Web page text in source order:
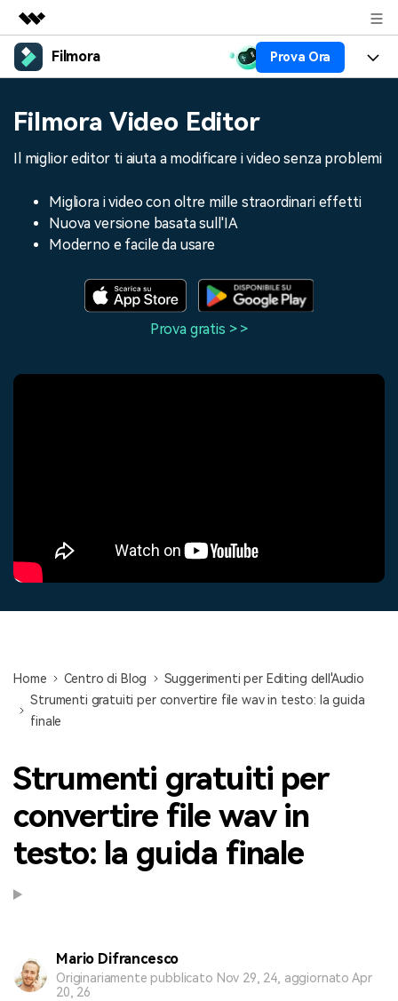
Prodotti in evidenza
Utilità
Soluzione
Filmora Prova Ora
Risorse
Audio
Risorse
Tip per Editing
Tip per Live-Streaming
Centro Aiuto
Siamo qui per aiutarti
Scopri come i nostri clienti
Filmora Video Editor
Il miglior editor ti aiuta a modificare i video senza problemi
Migliora i video con oltre mille straordinari effetti
Nuova versione basata sull'IA
Moderno e facile da usare
Prova gratis > >
Home Centro di Blog
Suggerimenti per Editing dell'Audio
Strumenti gratuiti per convertire file wav in testo: la guida
finale
Strumenti gratuiti per
convertire file wav in
testo: la guida finale
Mario Difrancesco
Originariamente pubblicato Nov 29, 24, aggiornato Apr
20, 26